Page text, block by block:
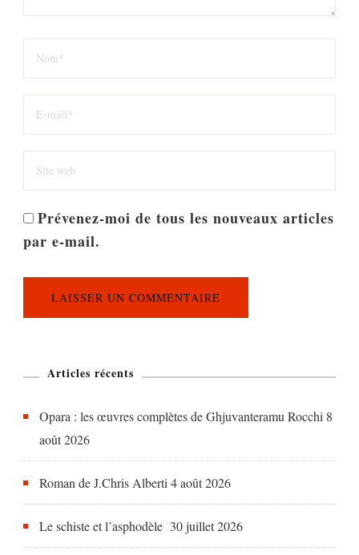
Prévenez-moi de tous les nouveaux articles
par e-mail.
Articles récents
Opara : les œuvres complètes de Ghjuvanteramu Rocchi 8
août 2026
Roman de J.Chris Alberti 4 août 2026
Le schiste et l’asphodèle 30 juillet 2026